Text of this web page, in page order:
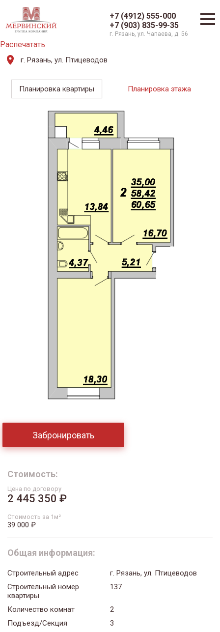
+7 (4912) 555-000
+7 (903) 835-99-35
г. Рязань, ул. Чапаева, д. 56
Распечатать
г. Рязань, ул. Птицеводов
Планировка квартиры Планировка этажа
Забронировать
Стоимость:
Цена по договору
2 445 350 ₽
Стоимость за 1м²
39 000 ₽
Общая информация:
Строительный адрес
г. Рязань, ул. Птицеводов
Строительный номер
квартиры
137
Количество комнат
2
Подъезд/Секция
3